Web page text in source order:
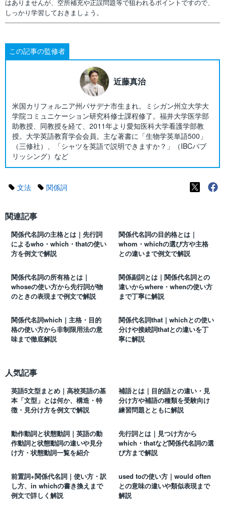
はありませんが、空所補充や正誤問題等で狙われるポイントですので、
しっかり学習しておきましょう。
この記事の監修者
近藤真治
米国カリフォルニア州パサデナ市生まれ。ミシガン州立大学大
学院コミュニケーション研究科修士課程修了。福井大学医学部
助教授、同教授を経て、2011年より愛知医科大学看護学部教
授。大学英語教育学会会員。主な著書に「生物学英単語500」
（三修社）、「シャツを英語で説明できますか？」（IBCパブ
リッシング）など
文法 関係詞
関連記事
関係代名詞の主格とは｜先行詞
によるwho・which・thatの使い
方を例文で解説
関係代名詞の目的格とは｜
whom・whichの選び方や主格
との違いまで例文で解説
関係代名詞の所有格とは｜
whoseの使い方から先行詞が物
のときの表現まで例文で解説
関係副詞とは｜関係代名詞との
違いからwhere・whenの使い方
まで丁寧に解説
関係代名詞which｜主格・目的
格の使い方から非制限用法の意
味まで徹底解説
関係代名詞that｜whichとの使い
分けや接続詞thatとの違いを丁
寧に解説
人気記事
英語5文型まとめ｜高校英語の基
本「文型」とは何か、構造・特
徴・見分け方を例文で解説
補語とは｜目的語との違い・見
分け方や補語の種類を受験向け
練習問題とともに解説
動作動詞と状態動詞｜英語の動
作動詞と状態動詞の違いや見分
け方・状態動詞一覧を紹介
先行詞とは｜見つけ方から
which・thatなど関係代名詞の選
び方まで解説
前置詞+関係代名詞｜使い方・訳
し方、in whichの書き換えまで
例文で詳しく解説
used toの使い方｜would often
との意味の違いや類似表現まで
解説